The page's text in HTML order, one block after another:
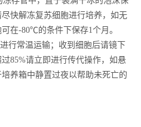
快解冻复苏细胞进行培养，如无
在-80℃的条件下保存1个月。
行常温运输；收到细胞后请镜下
85%请立即进行传代操作，如悬
养箱中静置过夜以帮助未死亡的